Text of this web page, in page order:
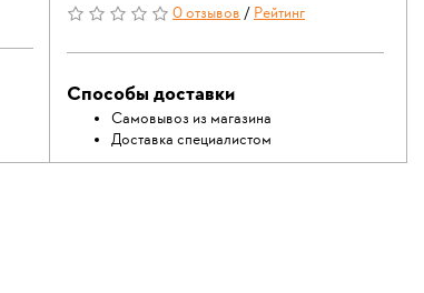
0 отзывов/Рейтинг
Способы доставки
Самовывоз из магазина
Доставка специалистом